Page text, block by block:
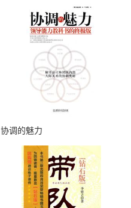
协调的魅力